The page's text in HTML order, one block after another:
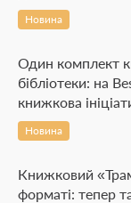
Новина
Один комплект
бібліотеки: на
книжкова
Новина
Книжковий
форматі: тепер